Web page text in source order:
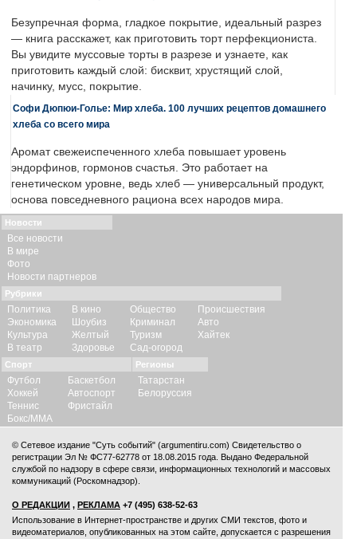
Безупречная форма, гладкое покрытие, идеальный разрез
— книга расскажет, как приготовить торт перфекциониста.
Вы увидите муссовые торты в разрезе и узнаете, как
приготовить каждый слой: бисквит, хрустящий слой,
начинку, мусс, покрытие.
Софи Дюпюи-Голье: Мир хлеба. 100 лучших рецептов домашнего
хлеба со всего мира
Аромат свежеиспеченного хлеба повышает уровень
эндорфинов, гормонов счастья. Это работает на
генетическом уровне, ведь хлеб — универсальный продукт,
основа повседневного рациона всех народов мира.
Новости
Все новости
В мире
Фото
Новости партнеров
Рубрики
Политика
Экономика
Культура
В театр
В кино
Шоубиз
Желтый
Здоровье
Общество
Криминал
Туризм
Сад-огород
Происшествия
Авто
Хайтек
Спорт
Футбол
Хоккей
Теннис
Бокс/ММА
Баскетбол
Автоспорт
Фристайл
Регионы
Татарстан
Белоруссия
© Сетевое издание "Суть событий" (argumentiru.com) Свидетельство о
регистрации Эл № ФС77-62778 от 18.08.2015 года. Выдано Федеральной
службой по надзору в сфере связи, информационных технологий и массовых
коммуникаций (Роскомнадзор).
О РЕДАКЦИИ , РЕКЛАМА +7 (495) 638-52-63
Использование в Интернет-пространстве и других СМИ текстов, фото и
видеоматериалов, опубликованных на этом сайте, допускается с разрешения